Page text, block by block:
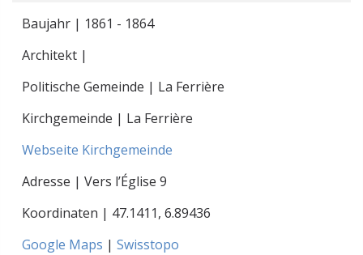
Baujahr | 1861 - 1864
Architekt |
Politische Gemeinde | La Ferrière
Kirchgemeinde | La Ferrière
Webseite Kirchgemeinde
Adresse | Vers l’Église 9
Koordinaten | 47.1411, 6.89436
Google Maps | Swisstopo